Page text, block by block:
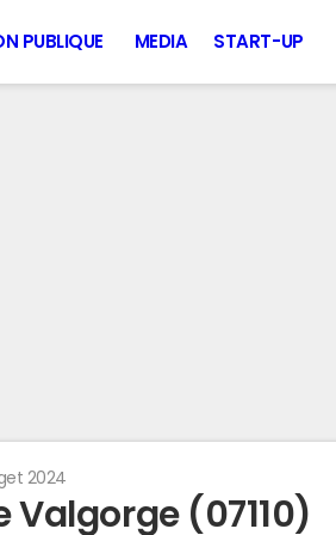
PUBLIQUE MEDIA START-UP
2024
(07110)